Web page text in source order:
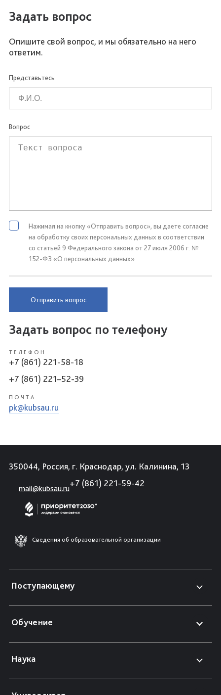
Задать вопрос
Опишите свой вопрос, и мы обязательно на него
ответим.
Представьтесь
Вопрос
Нажимая на кнопку «Отправить вопрос», вы даете согласие
на обработку своих персональных данных в соответствии
со статьей 9 Федерального закона от 27 июля 2006 г. №
152-ФЗ «О персональных данных»
Отправить вопрос
Задать вопрос по телефону
ТЕЛЕФОН
+7 (861) 221-58-18
+7 (861) 221–52-39
ПОЧТА
pk@kubsau.ru
350044, Россия, г. Краснодар, ул. Калинина, 13
mail@kubsau.ru
+7 (861) 221-59-42
Сведения об образовательной организации
Поступающему
Обучение
Наука